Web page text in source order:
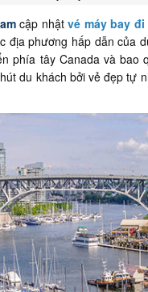
cập nhậtvé máy bay
địa phương hấp dẫn của
phía tây Canada và
du khách bởi vẻ đẹp tự